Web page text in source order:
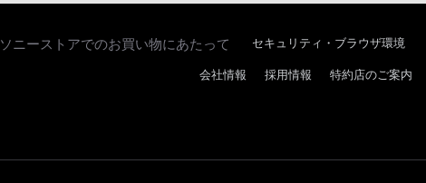
ソニーストアでのお買い物にあたって セキュリティ・ブラウザ環境
会社情報 採用情報 特約店のご案内